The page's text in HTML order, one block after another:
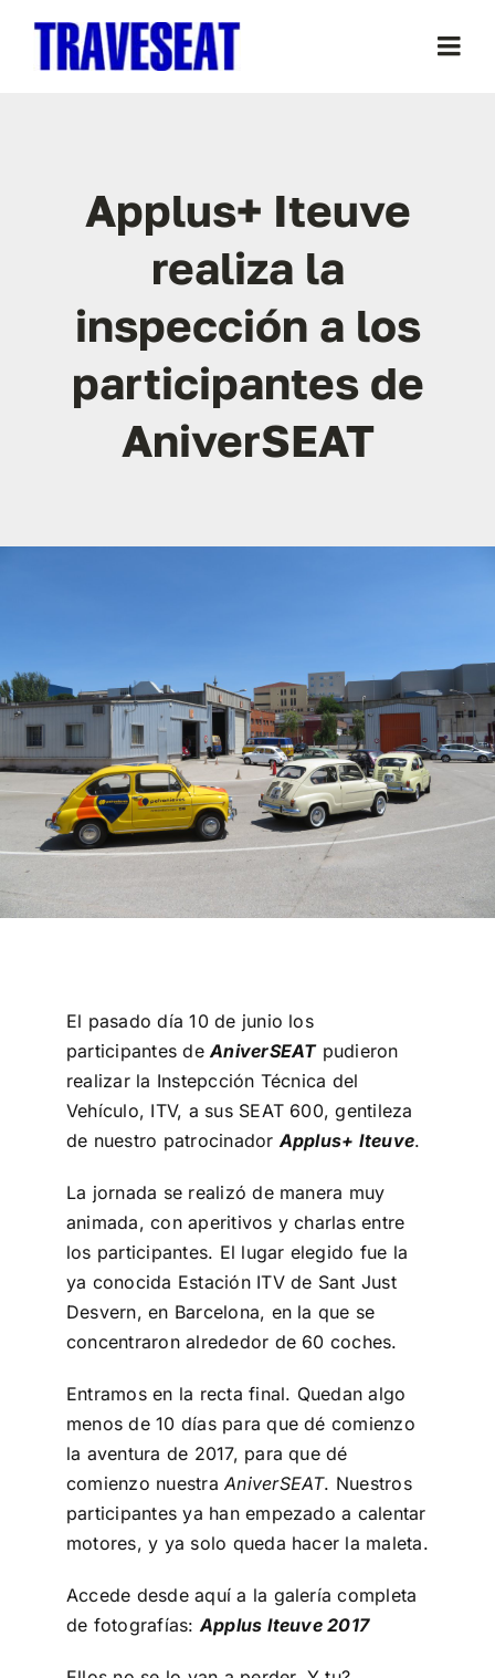
contenido
Ediciones
Patrocinadores / Colaboradores
Colabora
Noticias
Applus+ Iteuve
realiza la
inspección a los
participantes de
AniverSEAT
El pasado día 10 de junio los
participantes deAniverSEATpudieron
realizar la Instepcción Técnica del
Vehículo, ITV, a sus SEAT 600, gentileza
de nuestro patrocinadorApplus+ Iteuve.
La jornada se realizó de manera muy
animada, con aperitivos y charlas entre
los participantes. El lugar elegido fue la
ya conocida Estación ITV de Sant Just
Desvern, en Barcelona, en la que se
concentraron alrededor de 60 coches.
Entramos en la recta final. Quedan algo
menos de 10 días para que dé comienzo
la aventura de 2017, para que dé
comienzo nuestraAniverSEAT. Nuestros
participantes ya han empezado a calentar
motores, y ya solo queda hacer la maleta.
Accede desde aquí a la galería completa
de fotografías:Applus Iteuve 2017